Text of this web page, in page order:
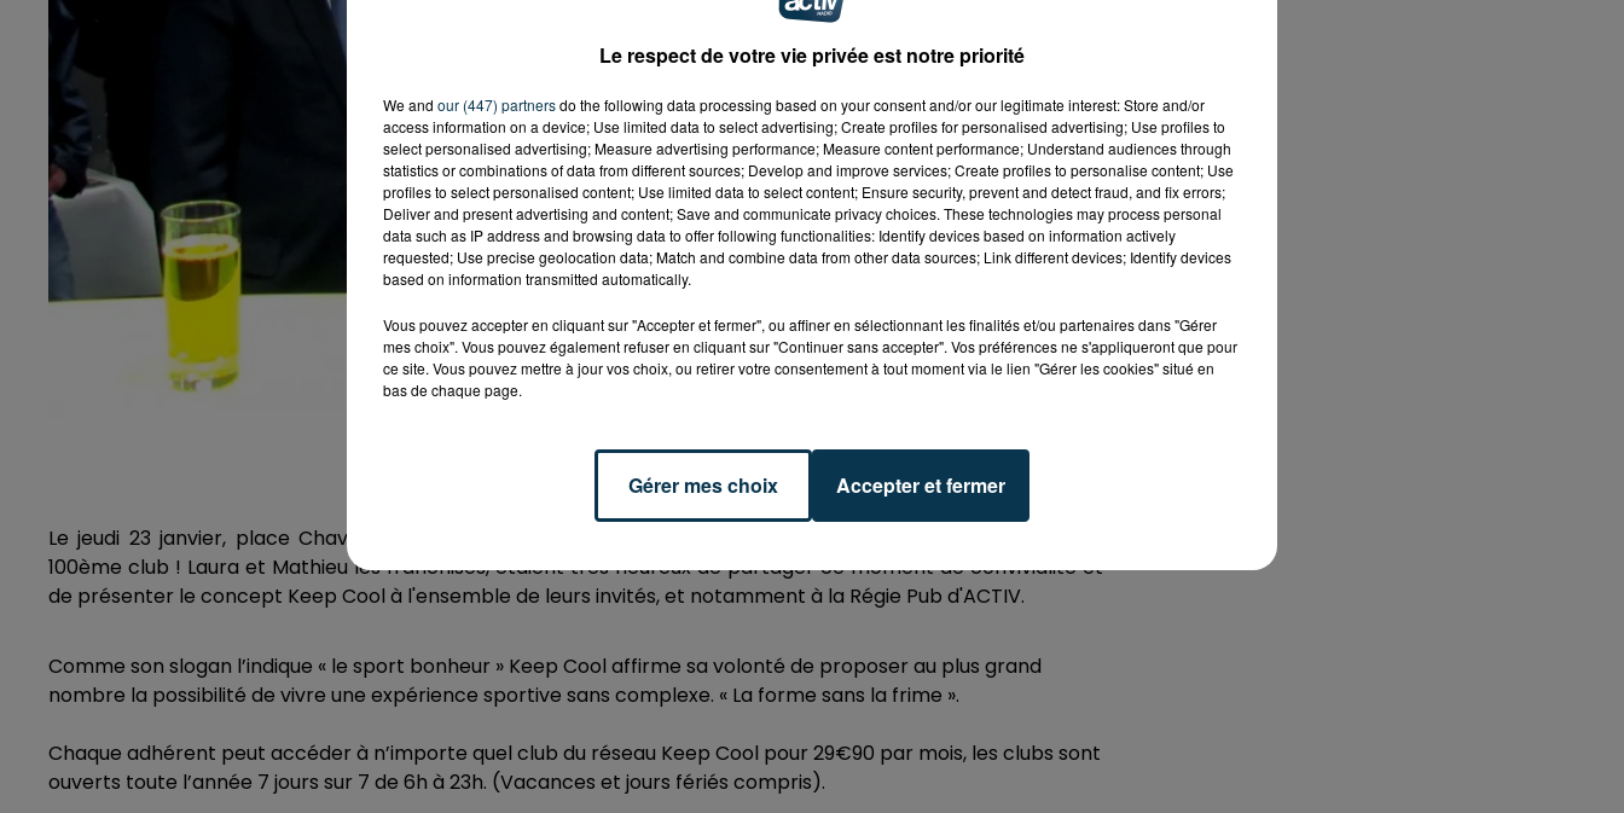
Le jeudi 23 janvier, place Chavanelle à Saint Etienne, la franchise Keep Cool inaugurait l’ouverture de sont
100ème club ! Laura et Mathieu les franchisés, étaient très heureux de partager ce moment de convivialité et
de présenter le concept Keep Cool à l'ensemble de leurs invités, et notamment à la Régie Pub d'ACTIV.
Comme son slogan l’indique « le sport bonheur » Keep Cool affirme sa volonté de proposer au plus grand
nombre la possibilité de vivre une expérience sportive sans complexe. « La forme sans la frime ».
Chaque adhérent peut accéder à n’importe quel club du réseau Keep Cool pour 29€90 par mois, les clubs sont
ouverts toute l’année 7 jours sur 7 de 6h à 23h. (Vacances et jours fériés compris).
Le respect de votre vie privée est notre priorité
We and our (447) partnersdo the following data processing based on your consent and/or our legitimate interest: Store and/or
access information on a device; Use limited data to select advertising; Create profiles for personalised advertising; Use profiles to
select personalised advertising; Measure advertising performance; Measure content performance; Understand audiences through
statistics or combinations of data from different sources; Develop and improve services; Create profiles to personalise content; Use
profiles to select personalised content; Use limited data to select content; Ensure security, prevent and detect fraud, and fix errors;
Deliver and present advertising and content; Save and communicate privacy choices. These technologies may process personal
data such as IP address and browsing data to offer following functionalities: Identify devices based on information actively
requested; Use precise geolocation data; Match and combine data from other data sources; Link different devices; Identify devices
based on information transmitted automatically.
Vous pouvez accepter en cliquant sur "Accepter et fermer", ou affiner en sélectionnant les finalités et/ou partenaires dans "Gérer
mes choix". Vous pouvez également refuser en cliquant sur "Continuer sans accepter". Vos préférences ne s'appliqueront que pour
ce site. Vous pouvez mettre à jour vos choix, ou retirer votre consentement à tout moment via le lien "Gérer les cookies" situé en
bas de chaque page.
Gérer mes choix Accepter et fermer